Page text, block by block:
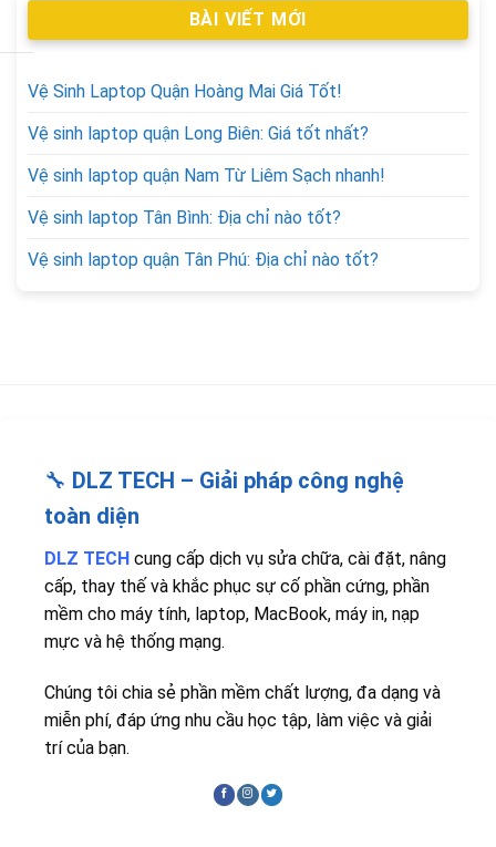
BÀI VIẾT MỚI
Vệ Sinh Laptop Quận Hoàng Mai Giá Tốt!
Vệ sinh laptop quận Long Biên: Giá tốt nhất?
Vệ sinh laptop quận Nam Từ Liêm Sạch nhanh!
Vệ sinh laptop Tân Bình: Địa chỉ nào tốt?
Vệ sinh laptop quận Tân Phú: Địa chỉ nào tốt?
🔧 DLZ TECH – Giải pháp công nghệ
toàn diện
DLZ TECH cung cấp dịch vụ sửa chữa, cài đặt, nâng
cấp, thay thế và khắc phục sự cố phần cứng, phần
mềm cho máy tính, laptop, MacBook, máy in, nạp
mực và hệ thống mạng.
Chúng tôi chia sẻ phần mềm chất lượng, đa dạng và
miễn phí, đáp ứng nhu cầu học tập, làm việc và giải
trí của bạn.